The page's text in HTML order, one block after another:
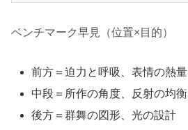
ベンチマーク早見（位置×目的）
前方＝迫力と呼吸、表情の熱量
中段＝所作の角度、反射の均衡
後方＝群舞の図形、光の設計